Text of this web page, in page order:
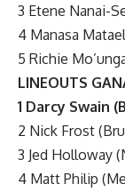
3 Etene Nanai-
4 Manasa
5 Richie
LINEOUTS
1 Darcy Swain
2 Nick Frost
3 Jed Holloway
4 Matt Philip